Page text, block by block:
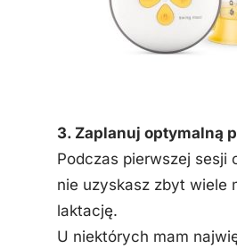
3. Zaplanuj optymalną
Podczas pierwszej sesji
nie uzyskasz zbyt wiele
laktację.
U niektórych mam